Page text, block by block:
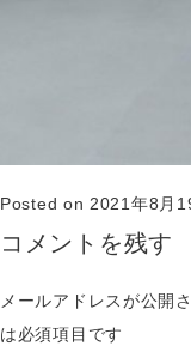
Posted on 2021年8月
コメントを残す
メールアドレスが公開
は必須項目です